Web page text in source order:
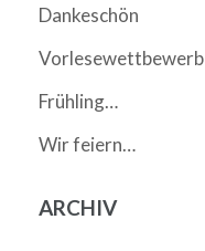
Dankeschön
Vorlesewettbewerb
Frühling…
Wir feiern…
ARCHIV